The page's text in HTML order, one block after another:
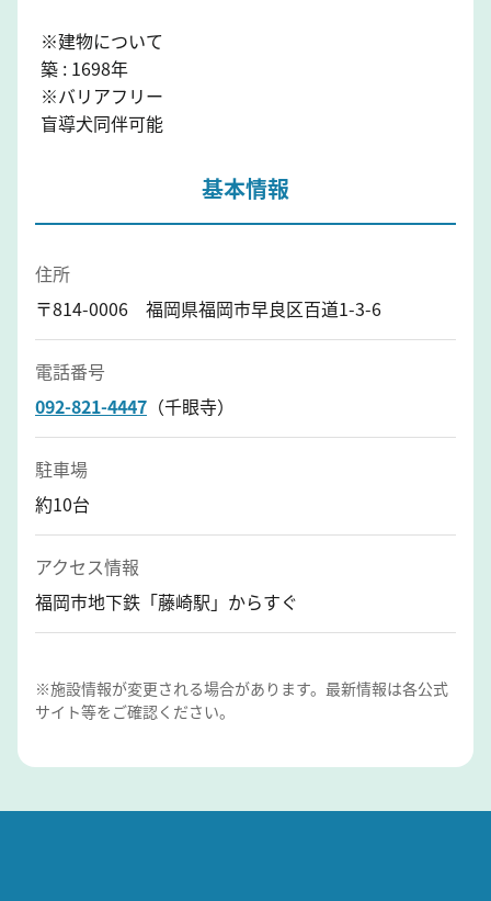
※建物について
築 : 1698年
※バリアフリー
盲導犬同伴可能
基本情報
住所
〒814-0006 福岡県福岡市早良区百道1-3-6
電話番号
092-821-4447 （千眼寺）
駐車場
約10台
アクセス情報
福岡市地下鉄「藤崎駅」からすぐ
※施設情報が変更される場合があります。最新情報は各公式
サイト等をご確認ください。